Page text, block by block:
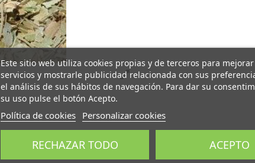
Este sitio web utiliza cookies propias y de terceros para
servicios y mostrarle publicidad relacionada con sus
el análisis de sus hábitos de navegación. Para dar su
su uso pulse el botón Acepto.
Política de cookies Personalizar cookies
RECHAZAR TODO ACEPTO